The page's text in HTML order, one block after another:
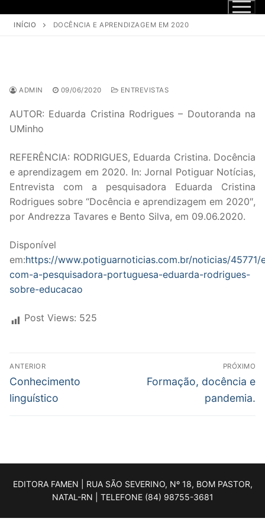
INÍCIO DOCÊNCIA E APRENDIZAGEM EM 2020
ADMIN 09/06/2020 ENTREVISTAS
AUTOR: Eduarda Cristina Rodrigues – Doutoranda na
UMinho
REFERÊNCIA: RODRIGUES, Eduarda Cristina. Docência
e aprendizagem em 2020. In: Jornal Potiguar Notícias,
Entrevista com a pesquisadora Eduarda Cristina
Rodrigues sobre “Docência e aprendizagem em 2020″,
por Andrezza Tavares e Bento Silva, em 09.06.2020.
Disponível
em:https://www.potiguarnoticias.com.br/noticias/45771/
com-a-pesquisadora-portuguesa-eduarda-rodrigues-
sobre-educacao
Post Views: 525
ANTERIOR
Conhecimento
linguístico
PRÓXIMO
Formação, docência e
pandemia.
EDITORA FAMEN | RUA SÃO SEVERINO, Nº 18, BOM PASTOR,
NATAL-RN | TELEFONE (84) 98755-3681